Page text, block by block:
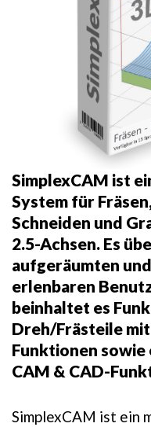
SimplexCAM ist
System für
Schneiden und
2.5-Achsen. Es
aufgeräumten
erlenbaren
beinhaltet es
Dreh/Frästeile
Funktionen sowie
CAM & CAD-
SimplexCAM ist ein